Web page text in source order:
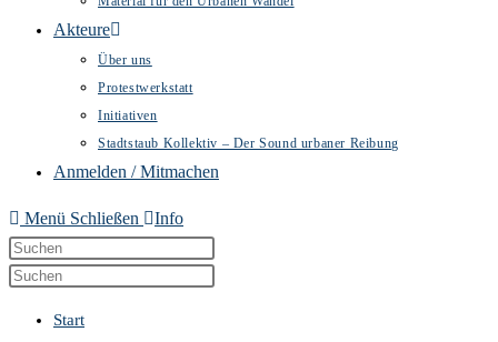
Akteure
Über uns
Protestwerkstatt
Initiativen
Stadtstaub Kollektiv – Der Sound urbaner Reibung
Anmelden / Mitmachen
Menü Schließen Info
Diese
Website
Start